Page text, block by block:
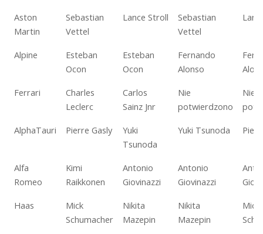
Aston
Martin
Sebastian
Vettel
Lance Stroll
Sebastian
Vettel
Alpine
Esteban
Ocon
Esteban
Ocon
Fernando
Alonso
Ferrari
Charles
Leclerc
Carlos
Sainz Jnr
Nie
potwierdzono
Nie
AlphaTauri
Pierre Gasly
Yuki
Tsunoda
Yuki Tsunoda
Alfa
Romeo
Kimi
Raikkonen
Antonio
Giovinazzi
Antonio
Giovinazzi
Haas
Mick
Schumacher
Nikita
Mazepin
Nikita
Mazepin
Mick